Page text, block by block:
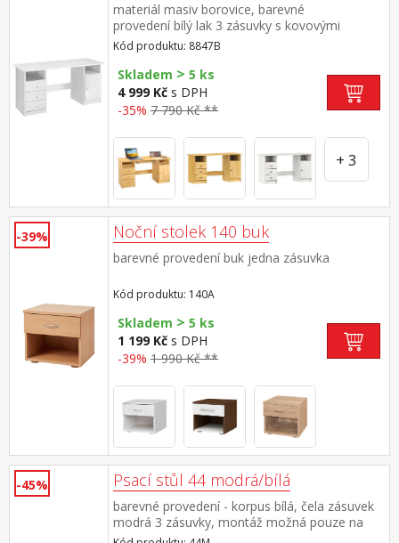
materiál masiv borovice, barevné
provedení bílý lak 3 zásuvky s kovovými
pojezdy, skříňka s dvířky rozměr zásuvky
(š/h/v) 27,9 × 30,7 × 10,6 cm bez výsuvu pro
klávesnici
Kód produktu: 8847B
Skladem > 5 ks
4 999 Kč s DPH
-35% 7 790 Kč **
+ 3
-39% Noční stolek 140 buk
barevné provedení buk jedna zásuvka
Kód produktu: 140A
Skladem > 5 ks
1 199 Kč s DPH
-39% 1 990 Kč **
-45% Psací stůl 44 modrá/bílá
barevné provedení - korpus bílá, čela zásuvek
modrá 3 zásuvky, montáž možná pouze na
pravou stranu